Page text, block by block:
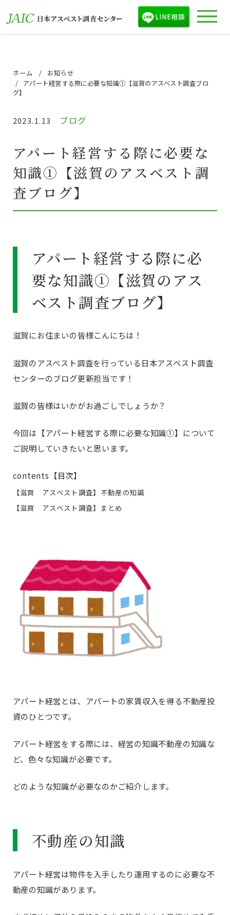
ホーム
お知らせ
アパート経営する際に必要な知識①【滋賀のアスベスト調査ブロ
グ】
2023.1.13 ブログ
アパート経営する際に必要な
知識①【滋賀のアスベスト調
査ブログ】
アパート経営する際に必
要な知識①【滋賀のアス
ベスト調査ブログ】
滋賀にお住まいの皆様こんにちは！
滋賀のアスベスト調査を行っている日本アスベスト調査
センターのブログ更新担当です！
滋賀の皆様はいかがお過ごしでしょうか？
今回は【アパート経営する際に必要な知識①】について
ご説明していきたいと思います。
contents【目次】
【滋賀 アスベスト調査】不動産の知識
【滋賀 アスベスト調査】まとめ
アパート経営とは、アパートの家賃収入を得る不動産投
資のひとつです。
アパート経営をする際には、経営の知識不動産の知識な
ど、色々な知識が必要です。
どのような知識が必要なのかご紹介します。
不動産の知識
アパート経営は物件を入手したり運用するのに必要な不
動産の知識があります。